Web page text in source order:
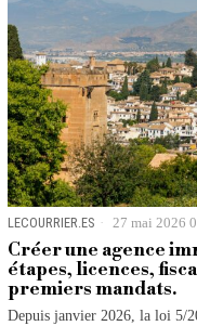
LECOURRIER.ES 27 mai 2026
Créer une agence
étapes, licences,
premiers mandats.
Depuis janvier 2026, la loi 5/